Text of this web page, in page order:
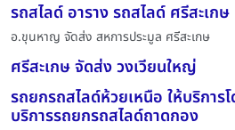
รถสไลด์ อาราง รถสไลด์ ศรีสะเกษ
อ.ขุนหาญ จัดส่ง สหการประมูล ศรีสะเกษ
ศรีสะเกษ จัดส่ง วงเวียนใหญ่
รถยกรถสไลด์ห้วยเหนือ ให้บริกา
บริการรถยกรถสไลด์ถาดกอง